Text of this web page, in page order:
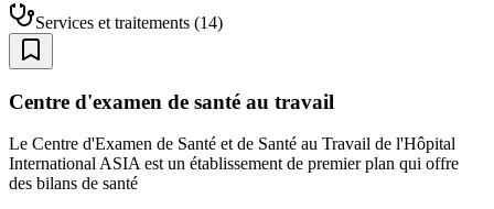
Services et traitements (14)
Centre d'examen de santé au travail​​​​​​​
Le Centre d'Examen de Santé et de Santé au Travail de l'Hôpital
International ASIA est un établissement de premier plan qui offre
des bilans de santé